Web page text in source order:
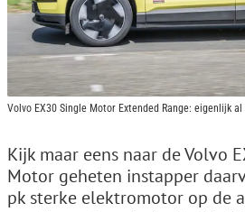
Volvo EX30 Single Motor Extended Range: eigenlijk al
Kijk maar eens naar de Volvo
Motor geheten instapper
pk sterke elektromotor op de